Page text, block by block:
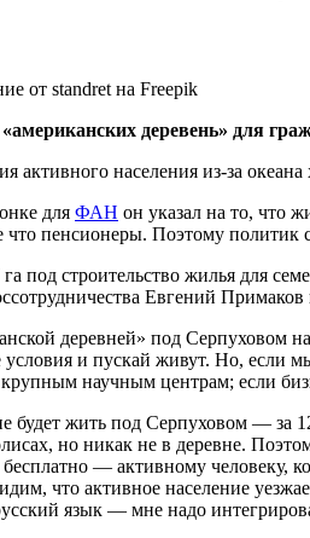
от standret на Freepik
деревень» для
активного населения из-за
для ФАН он указал на то, что
что пенсионеры. Поэтому
под строительство жилья для
Евгений
деревней» под Серпуховом
и пускай живут. Но, если
крупным научным центрам; если
будет жить под Серпуховом — за
но никак не в деревне.
— активному человеку,
что активное население
язык — мне надо